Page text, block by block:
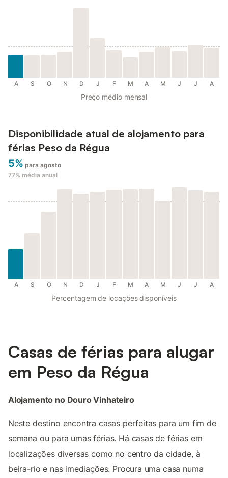
A S O N D J F M A M J J A
Preço médio mensal
Disponibilidade atual de alojamento para
férias Peso da Régua
5% para agosto
77% média anual
A S O N D J F M A M J J A
Percentagem de locações disponíveis
Casas de férias para alugar
em Peso da Régua
Alojamento no Douro Vinhateiro
Neste destino encontra casas perfeitas para um fim de
semana ou para umas férias. Há casas de férias em
localizações diversas como no centro da cidade, à
beira-rio e nas imediações. Procura uma casa numa